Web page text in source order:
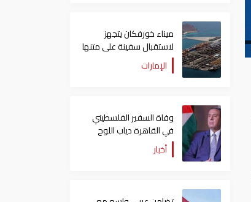
ميناء خورفكان يتجهز
لاستقبال سفينة على متنها
6068 سيارة صينيةالإمارات
وفاة السفير الفلسطيني
في القاهرة دياب اللوح
أخبار